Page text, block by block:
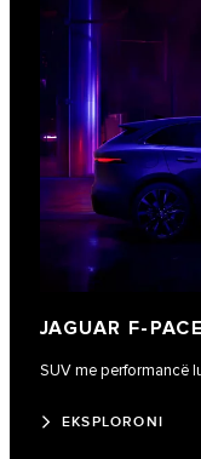
JAGUAR F-PACE
SUV me performancë
EKSPLORONI